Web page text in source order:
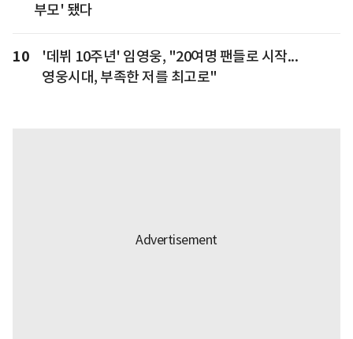
부모' 됐다
10
'데뷔 10주년' 임영웅, "20여명 팬들로 시작...
영웅시대, 부족한 저를 최고로"